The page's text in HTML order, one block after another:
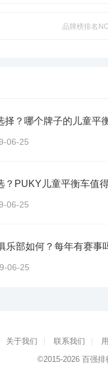
品牌榜排名
择？哪个牌子的儿童平
06-25
？PUKY儿童平衡车值
06-25
乐部如何？每年有赛事
06-25
关于我们 联系我们
©2015-2026 百强排